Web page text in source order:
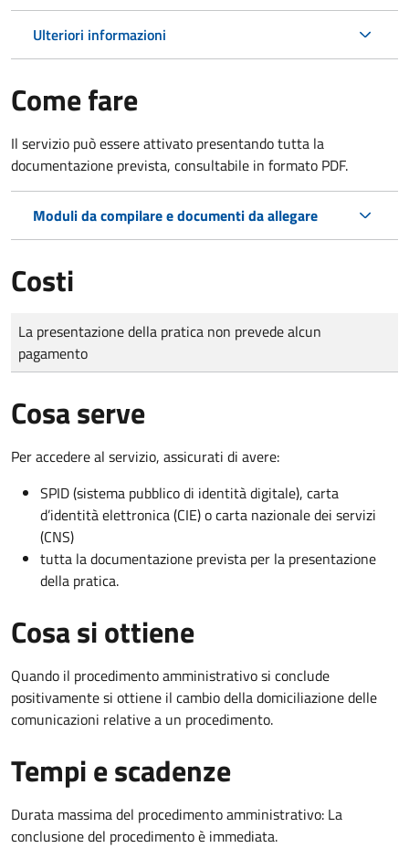
Ulteriori informazioni
Come fare
Il servizio può essere attivato presentando tutta la
documentazione prevista, consultabile in formato PDF.
Moduli da compilare e documenti da allegare
Costi
Tipo di pagamento
Importo
La presentazione della pratica non prevede alcun
pagamento
Cosa serve
Per accedere al servizio, assicurati di avere:
SPID (sistema pubblico di identità digitale), carta
d’identità elettronica (CIE) o carta nazionale dei servizi
(CNS)
tutta la documentazione prevista per la presentazione
della pratica.
Cosa si ottiene
Quando il procedimento amministrativo si conclude
positivamente si ottiene il cambio della domiciliazione delle
comunicazioni relative a un procedimento.
Tempi e scadenze
Durata massima del procedimento amministrativo: La
conclusione del procedimento è immediata.